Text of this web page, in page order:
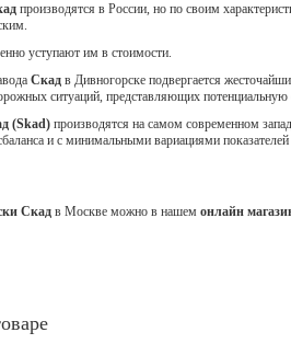
производятся в России, но по своим
уступают им в стоимости.
Скад в Дивногорске подвергается
ситуаций, представляющих потенциальную
(Skad) производятся на самом современном
и с минимальными вариациями
Скад в Москве можно в нашем онлайн